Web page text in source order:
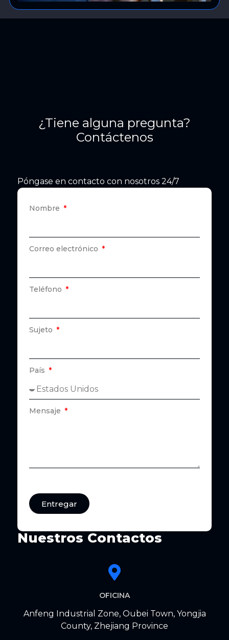
¿Tiene alguna pregunta?
Contáctenos
Póngase en contacto con nosotros 24/7
Nombre
Correo electrónico
Teléfono
Sujeto
País
Mensaje
Entregar
Nuestros Contactos
OFICINA
Anfeng Industrial Zone, Oubei Town, Yongjia
County, Zhejiang Province